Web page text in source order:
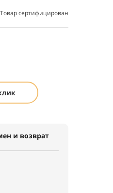
Товар сертифицирован
и возврат